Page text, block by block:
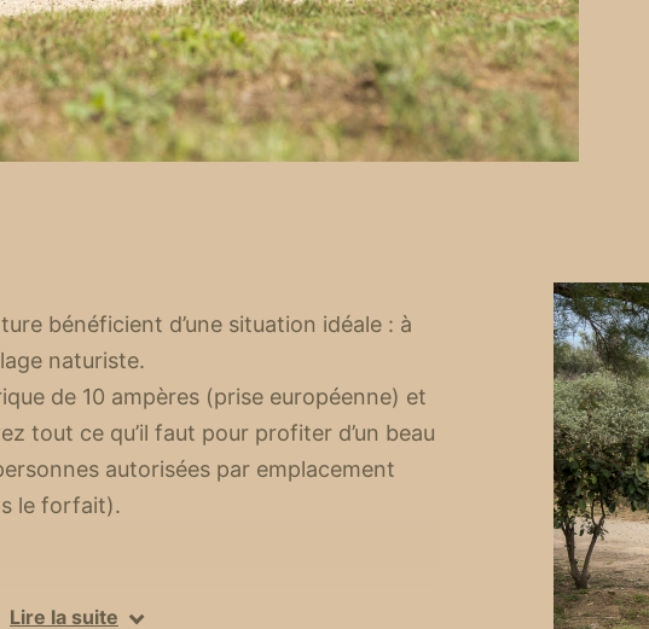
bénéficient d’une situation idéale : à
naturiste.
de 10 ampères (prise européenne) et
tout ce qu’il faut pour profiter d’un beau
autorisées par emplacement
le forfait).
Lire la suite